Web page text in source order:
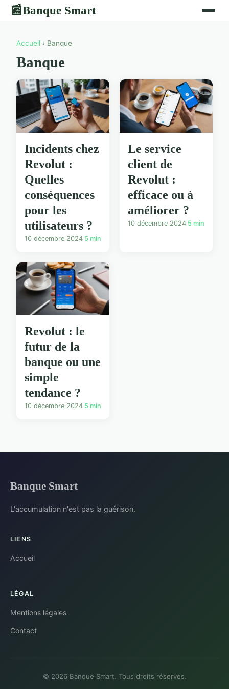
📰Banque Smart
Accueil › Banque
Banque
Incidents chez
Revolut :
Quelles
conséquences
pour les
utilisateurs ?
10 décembre 2024 5 min
Le service
client de
Revolut :
efficace ou à
améliorer ?
10 décembre 2024 5 min
Revolut : le
futur de la
banque ou une
simple
tendance ?
10 décembre 2024 5 min
Banque Smart
L'accumulation n'est pas la guérison.
LIENS
Accueil
LÉGAL
Mentions légales
Contact
© 2026 Banque Smart. Tous droits réservés.